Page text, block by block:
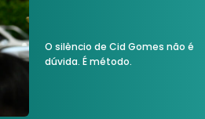
O silêncio de Cid Gomes não é
dúvida. É método.